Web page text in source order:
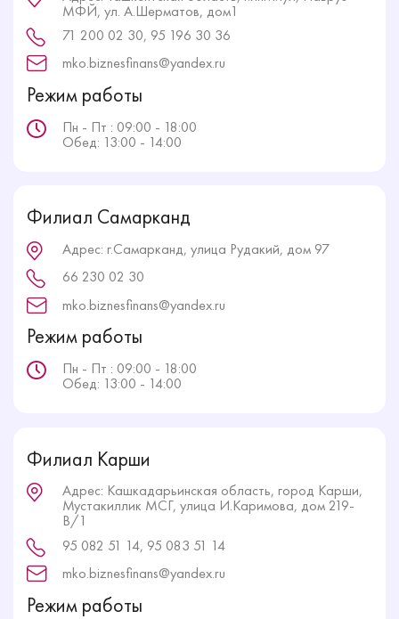
МФЙ, ул. А.Шерматов, дом1
71 200 02 30, 95 196 30 36
mko.biznesfinans@yandex.ru
Режим работы
Пн - Пт : 09:00 - 18:00
Обед: 13:00 - 14:00
Филиал Самарканд
Адрес: г.Самарканд, улица Рудакий, дом 97
66 230 02 30
mko.biznesfinans@yandex.ru
Режим работы
Пн - Пт : 09:00 - 18:00
Обед: 13:00 - 14:00
Филиал Карши
Адрес: Кашкадарьинская область, город Карши,
Мустакиллик МСГ, улица И.Каримова, дом 219-
В/1
95 082 51 14, 95 083 51 14
mko.biznesfinans@yandex.ru
Режим работы